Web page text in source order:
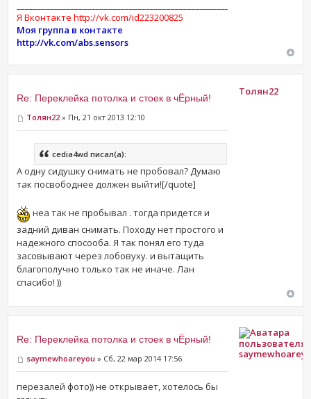
Я Вконтакте http://vk.com/id223200825
Моя группа в контакте
http://vk.com/abs.sensors
Re: Переклейка потолка и стоек в чЁрный!
Толян22 » Пн, 21 окт 2013 12:10
cedia4wd писал(а):
А одну сидушку снимать не пробовал? Думаю
так посвободнее должен выйти![/quote]
неа так не пробывал . тогда придется и
задний диван снимать. Походу нет простого и
надежного спосооба. Я так понял его туда
засовывают через лобовуху. и вытащить
благополучно только так не иначе. Лан
спасибо! ))
Толян22
Re: Переклейка потолка и стоек в чЁрный!
saymewhoareyou » Сб, 22 мар 2014 17:56
перезалей фото)) не открывает, хотелось бы